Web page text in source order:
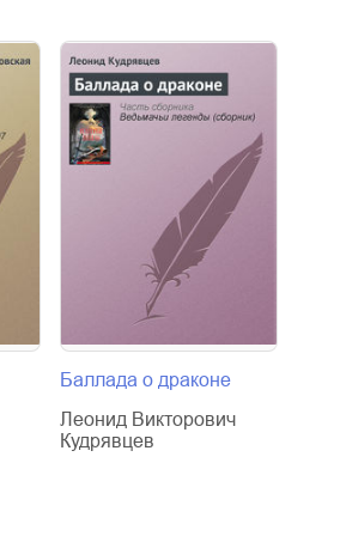
Баллада о драконе
Леонид Викторович
Кудрявцев